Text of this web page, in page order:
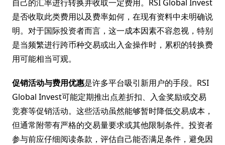
自己的汇率进行转换并收取一定费用。RSI Global Invest
是否收取此类费用以及费率如何，在现有资料中未明确说
明。对于国际投资者而言，这一成本因素不容忽视，特别
是当频繁进行跨币种交易或出入金操作时，累积的转换费
用可能相当可观。
促销活动与费用优惠是许多平台吸引新用户的手段。RSI
Global Invest可能定期推出点差折扣、入金奖励或交易
竞赛等促销活动。这些活动虽然能够暂时降低交易成本，
但通常附带有严格的交易量要求或其他限制条件。投资者
参与前应仔细阅读条款，评估自己能否满足条件，避免因